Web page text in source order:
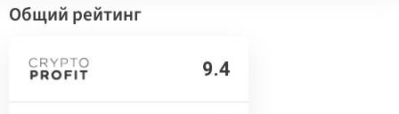
Общий рейтинг
9.4